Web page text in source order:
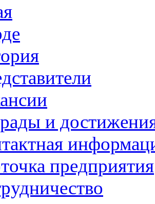
и
предприятия